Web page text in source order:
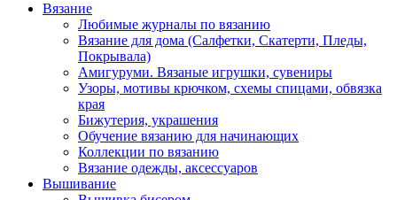
Вязание
Любимые журналы по вязанию
Вязание для дома (Салфетки, Скатерти, Пледы,
Покрывала)
Амигуруми. Вязаные игрушки, сувениры
Узоры, мотивы крючком, схемы спицами, обвязка
края
Бижутерия, украшения
Обучение вязанию для начинающих
Коллекции по вязанию
Вязание одежды, аксессуаров
Вышивание